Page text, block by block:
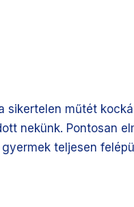
sikertelen műtét
nekünk. Pontosan
teljesen